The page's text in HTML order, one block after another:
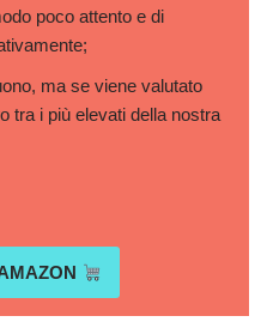
poco attento e di
ma se viene valutato
tra i più elevati della nostra